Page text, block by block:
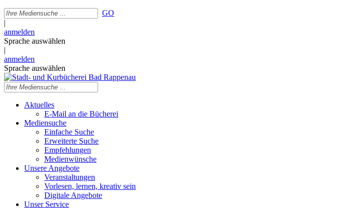
GO
|
anmelden
Sprache auswählen
|
anmelden
Sprache auswählen
Aktuelles
E-Mail an die Bücherei
Mediensuche
Einfache Suche
Erweiterte Suche
Empfehlungen
Medienwünsche
Unsere Angebote
Veranstaltungen
Vorlesen, lernen, kreativ sein
Digitale Angebote
Unser Service